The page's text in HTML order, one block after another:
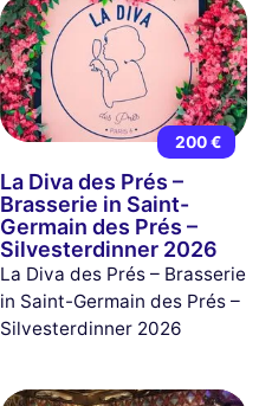
200 €
La Diva des Prés –
Brasserie in Saint-
Germain des Prés –
Silvesterdinner 2026
La Diva des Prés – Brasserie
in Saint-Germain des Prés –
Silvesterdinner 2026